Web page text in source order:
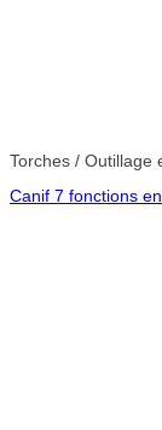
Torches / Outillage
Canif 7 fonctions